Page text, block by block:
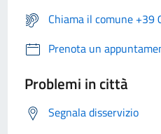
Chiama il comune +39
Prenota un
Problemi in città
Segnala disservizio